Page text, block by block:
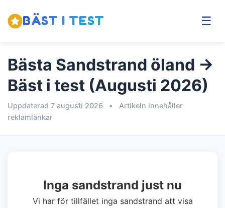
BÄST I TEST ☰
Bästa Sandstrand öland →
Bäst i test (Augusti 2026)
Uppdaterad 7 augusti 2026 •
Artikeln innehåller
reklamlänkar
Inga sandstrand just nu
Vi har för tillfället inga sandstrand att visa